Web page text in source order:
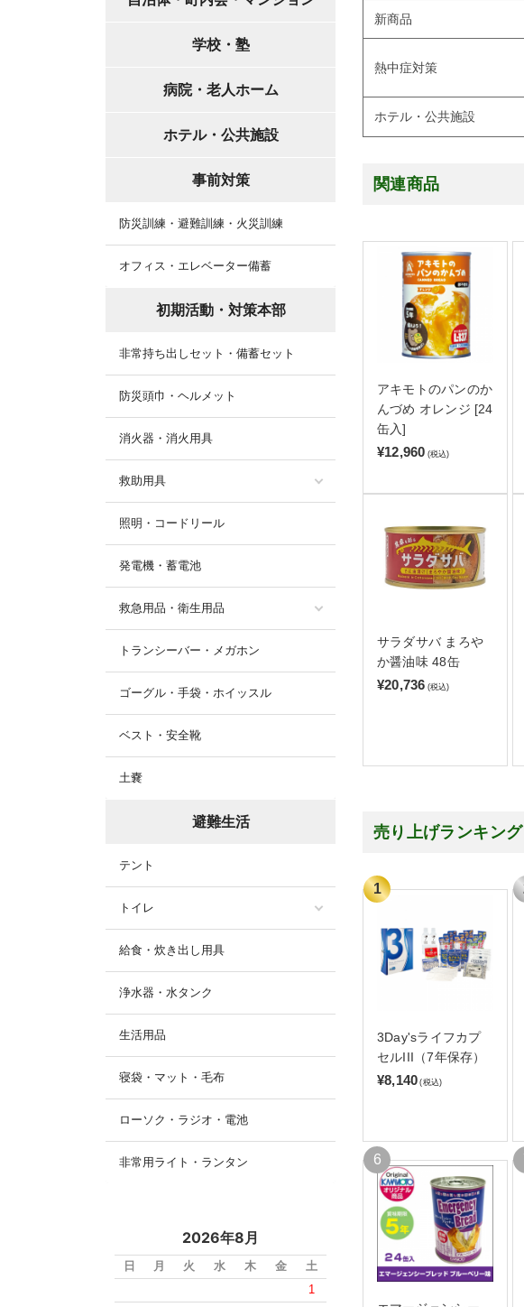
新商品
熱中症対策
ホテル・公共施設
関連商品
アキモトのパンのか
んづめ オレンジ [24
缶入]
¥12,960 (税込)
サラダサバ まろや
か醤油味 48缶
¥20,736 (税込)
売り上げランキング
3Day'sライフカプ
セルIII（7年保存）
¥8,140 (税込)
学校・塾
病院・老人ホーム
ホテル・公共施設
事前対策
防災訓練・避難訓練・火災訓練
オフィス・エレベーター備蓄
初期活動・対策本部
非常持ち出しセット・備蓄セット
防災頭巾・ヘルメット
消火器・消火用具
救助用具
照明・コードリール
発電機・蓄電池
救急用品・衛生用品
トランシーバー・メガホン
ゴーグル・手袋・ホイッスル
ベスト・安全靴
土嚢
避難生活
テント
トイレ
給食・炊き出し用具
浄水器・水タンク
生活用品
寝袋・マット・毛布
ローソク・ラジオ・電池
非常用ライト・ランタン
2026年8月
日 月 火 水 木 金
土
1